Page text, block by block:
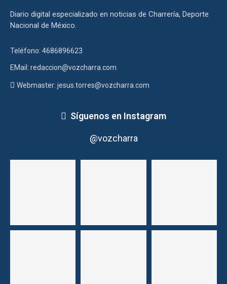
Diario digital especializado en noticias de Charrería, Deporte
Nacional de México.
Teléfono: 4686896623
EMail: redaccion@vozcharra.com
Webmaster: jesus.torres@vozcharra.com
Síguenos en Instagram
@vozcharra